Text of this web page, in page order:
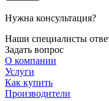
Нужна консультация?
Наши специалисты
Задать вопрос
О компании
Услуги
Как купить
Производители